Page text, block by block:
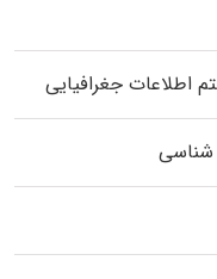
اطلاعات جغرافیایی
شناسی